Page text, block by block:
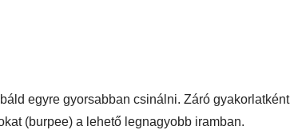
egyre gyorsabban csinálni. Záró gyakorlatként
(burpee) a lehető legnagyobb iramban.